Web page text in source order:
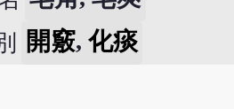
開竅,化痰